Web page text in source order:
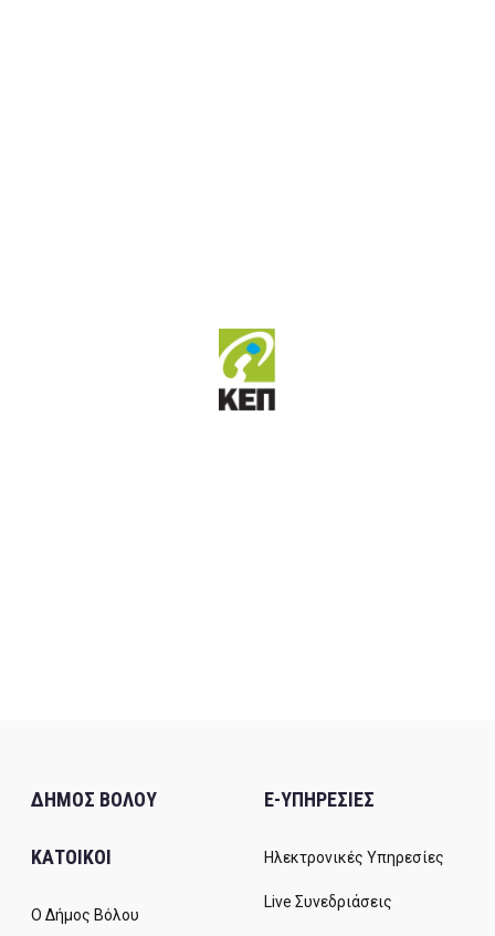
ΔΗΜΟΣ ΒΟΛΟΥ
ΚΑΤΟΙΚΟΙ
Ο Δήμος Βόλου
E-ΥΠΗΡΕΣΙΕΣ
Ηλεκτρονικές Υπηρεσίες
Live Συνεδριάσεις